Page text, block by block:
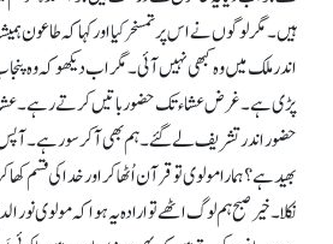
ہیں۔ مگر لوگوں نے اس پر تمسخر کیا اور کہا کہ طاعون
اندر ملک میں وہ کبھی نہیں آئی۔ مگر اب دیکھو کہ
پڑی ہے۔ غرض عشاء تک حضور باتیں کرتے رہے۔
حضور اندر تشریف لے گئے۔ ہم بھی آ کر سو رہے۔
بھید ہے؟ ہمارا مولوی تو قرآن اُٹھا کر اور خدا کی قسم کھا
نکلا۔ خیر صبح ہم لوگ اٹھے تو ارادہ یہ ہوا کہ مولوی